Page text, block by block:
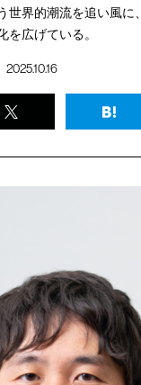
世界的潮流を追い風に
を広げている。
2025.10.16